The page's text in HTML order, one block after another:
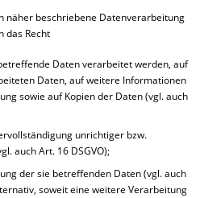
näher beschriebene Datenverarbeitung
das Recht
Daten verarbeitet werden, auf
Daten, auf weitere Informationen
sowie auf Kopien der Daten (vgl. auch
unrichtiger bzw.
auch Art. 16 DSGVO);
der sie betreffenden Daten (vgl. auch
soweit eine weitere Verarbeitung